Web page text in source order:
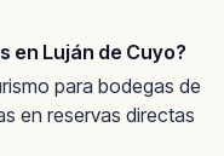
en Luján de Cuyo?
para bodegas de
en reservas directas